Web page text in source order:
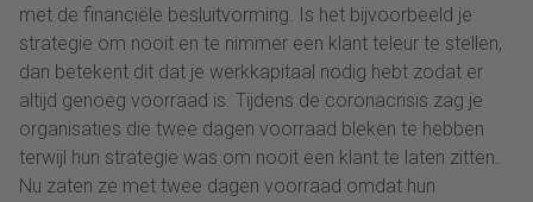
met de financiële besluitvorming. Is het bijvoorbeeld je
strategie om nooit en te nimmer een klant teleur te stellen,
dan betekent dit dat je werkkapitaal nodig hebt zodat er
altijd genoeg voorraad is. Tijdens de coronacrisis zag je
organisaties die twee dagen voorraad bleken te hebben
terwijl hun strategie was om nooit een klant te laten zitten.
Nu zaten ze met twee dagen voorraad omdat hun